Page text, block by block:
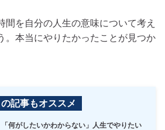
間を自分の人生の意味について考え
。本当にやりたかったことが見つか
の記事もオススメ
「何がしたいかわからない」人生でやりたい